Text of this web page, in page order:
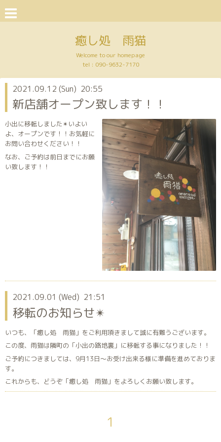
癒し処 雨猫
Welcome to our homepage
tel : 090-9632-7170
2021.09.12 (Sun) 20:55
新店舗オープン致します！！
小出に移転しました✴︎いよい
よ、オープンです！！お気軽に
お問い合わせください！！
なお、ご予約は前日までにお願
い致します！！
2021.09.01 (Wed) 21:51
移転のお知らせ✴︎
いつも、「癒し処 雨猫」をご利用頂きまして誠に有難うございます。
この度、雨猫は隣町の「小出の路地裏」に移転する事になりました！！
ご予約につきましては、9月13日〜お受け出来る様に準備を進めておりま
す。
これからも、どうぞ「癒し処 雨猫」をよろしくお願い致します。
1